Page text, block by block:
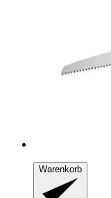
Warenkorb